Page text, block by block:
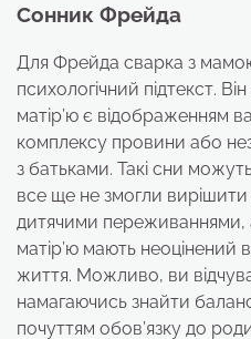
Сонник Фрейда
Для Фрейда сварка з
психологічний підтекст.
матір’ю є відображенням
комплексу провини або
з батьками. Такі сни
все ще не змогли вирішити
дитячими переживаннями,
матір’ю мають неоцінений
життя. Можливо, ви
намагаючись знайти
почуттям обов’язку до